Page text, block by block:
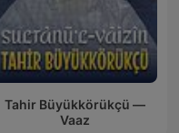
Tahir Büyükkörükçü —
Vaaz